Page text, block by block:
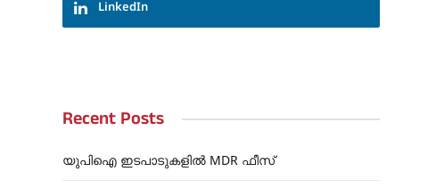
LinkedIn
Recent Posts
യുപിഐ ഇടപാടുകളിൽ MDR ഫീസ്